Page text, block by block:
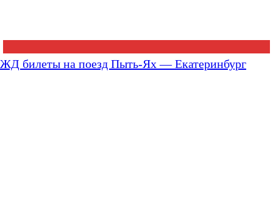
ЖД билеты на поезд Пыть-Ях — Екатеринбург